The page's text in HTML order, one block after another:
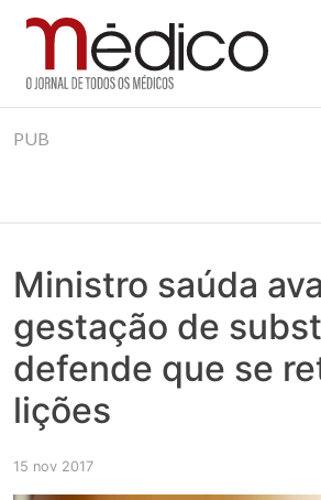
to
Jornal Médico
Médico – O Jornal de Todos os
realmente contam! Tudo o que se passa
PUB
Ministro saúda
gestação de
defende que se
lições
15 nov 2017